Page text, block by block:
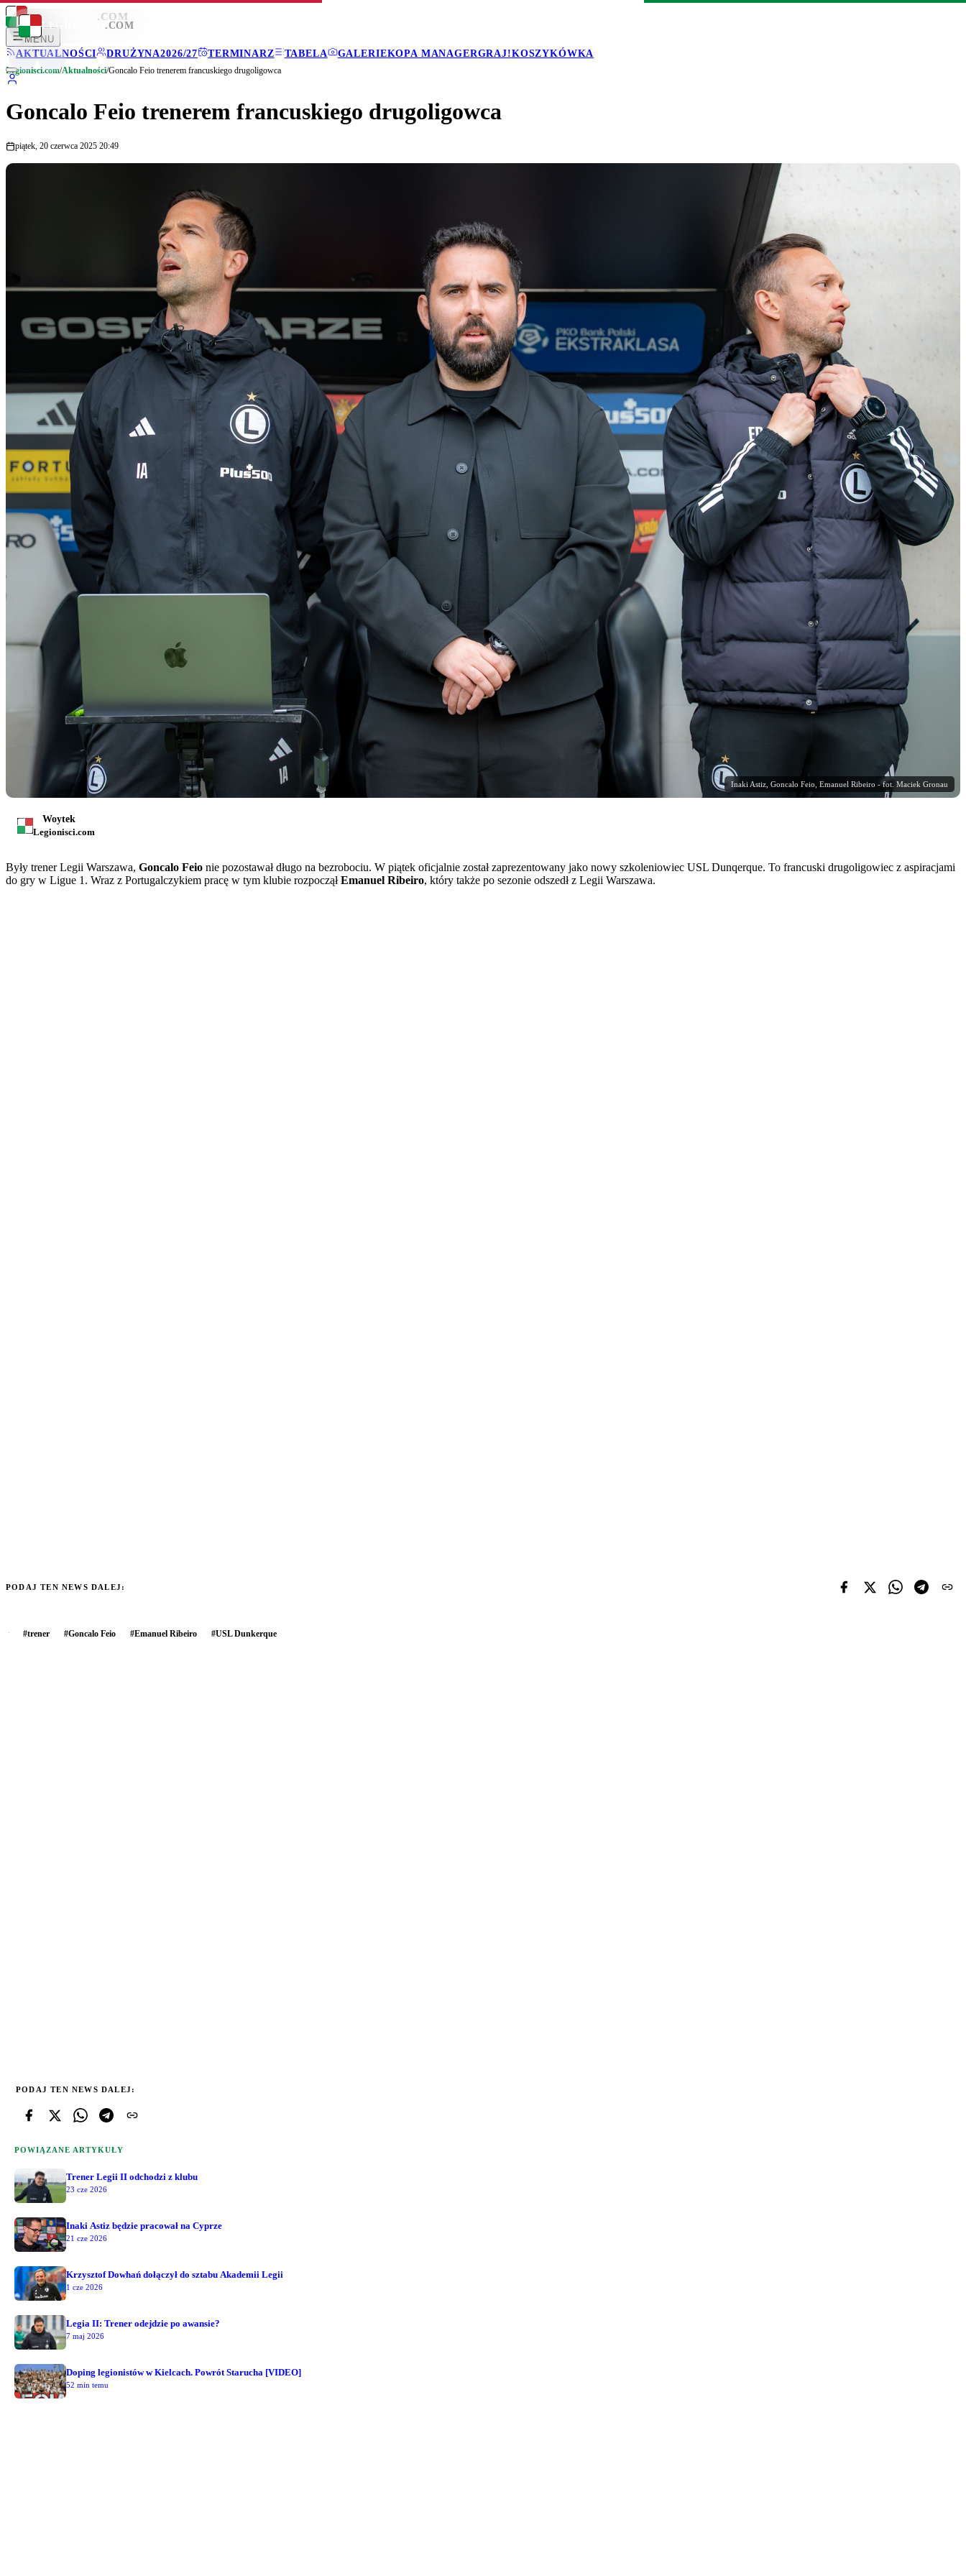
LEGIONISCI .COM
MENU
AKTUALNOŚCI
DRUŻYNA2026/27 TERMINARZ TABELA GALERIEKOPA MANAGERGRAJ!KOSZYKÓWKA
LEGIONISCI .COM
Legionisci.com/Aktualności/Goncalo Feio trenerem francuskiego drugoligowca
Goncalo Feio trenerem francuskiego drugoligowca
piątek, 20 czerwca 2025 20:49
Inaki Astiz, Goncalo Feio, Emanuel Ribeiro - fot. Maciek Gronau
Woytek
Legionisci.com
Były trener Legii Warszawa, Goncalo Feio nie pozostawał długo na bezrobociu. W piątek oficjalnie został zaprezentowany jako nowy szkoleniowiec USL Dunqerque. To francuski drugoligowiec z aspiracjami
do gry w Ligue 1. Wraz z Portugalczykiem pracę w tym klubie rozpocząłEmanuel Ribeiro, który także po sezonie odszedł z Legii Warszawa.
PODAJ TEN NEWS DALEJ:
#trener #Goncalo Feio #Emanuel Ribeiro #USL Dunkerque
PODAJ TEN NEWS DALEJ:
POWIĄZANE ARTYKUŁY
Trener Legii II odchodzi z klubu
23 cze 2026
Inaki Astiz będzie pracował na Cyprze
21 cze 2026
Krzysztof Dowhań dołączył do sztabu Akademii Legii
1 cze 2026
Legia II: Trener odejdzie po awansie?
7 maj 2026
Doping legionistów w Kielcach. Powrót Starucha [VIDEO]
52 min temu